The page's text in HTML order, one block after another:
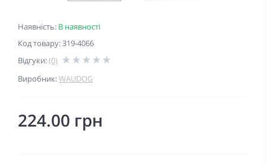
Наявність: В наявності
Код товару: 319-4066
Відгуки:(0)
Виробник:WAUDOG
224.00 грн